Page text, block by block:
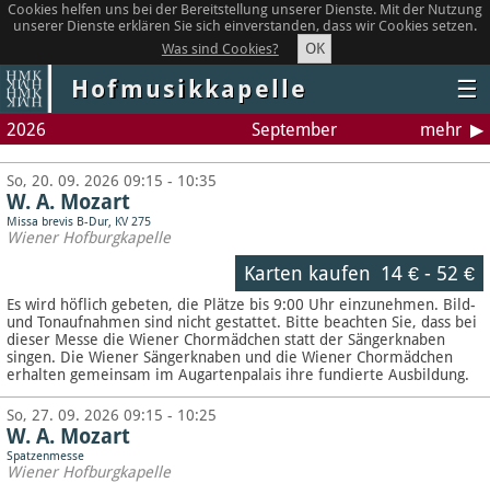
Cookies helfen uns bei der Bereitstellung unserer Dienste. Mit der Nutzung
unserer Dienste erklären Sie sich einverstanden, dass wir Cookies setzen.
Was sind Cookies?
OK
Hofmusikkapelle ☰
2026 September mehr
So, 20. 09. 2026 09:15 - 10:35
W. A. Mozart
Missa brevis B-Dur, KV 275
Wiener Hofburgkapelle
Karten kaufen 14 €- 52 €
Es wird höflich gebeten, die Plätze bis 9:00 Uhr einzunehmen. Bild-
und Tonaufnahmen sind nicht gestattet. Bitte beachten Sie, dass bei
dieser Messe die Wiener Chormädchen statt der Sängerknaben
singen. Die Wiener Sängerknaben und die Wiener Chormädchen
erhalten gemeinsam im Augartenpalais ihre fundierte Ausbildung.
So, 27. 09. 2026 09:15 - 10:25
W. A. Mozart
Spatzenmesse
Wiener Hofburgkapelle